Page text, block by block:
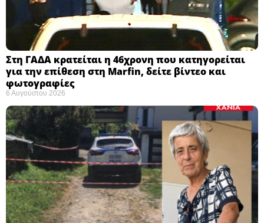
Στη ΓΑΔΑ κρατείται η 46χρονη που κατηγορείται
για την επίθεση στη Marfin, δείτε βίντεο και
φωτογραφίες
6 Αυγούστου 2026